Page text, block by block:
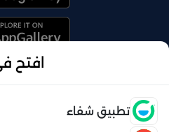
افتح
تطبيق شفاء
© 2026 شفاء . كل الحقوق محفوظة